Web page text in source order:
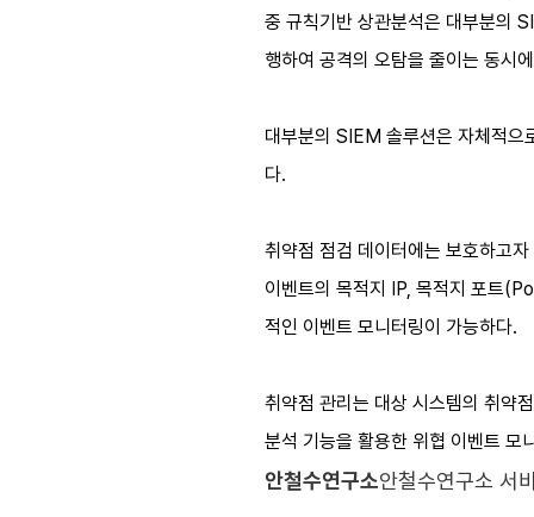
중 규칙기반 상관분석은 대부분의
행하여 공격의 오탐을 줄이는 동시
대부분의 SIEM 솔루션은 자체적으
다.
취약점 점검 데이터에는 보호하고
이벤트의 목적지 IP, 목적지 포트
적인 이벤트 모니터링이 가능하다.
취약점 관리는 대상 시스템의 취약
분석 기능을 활용한 위협 이벤트 모
안철수연구소안철수연구소 서